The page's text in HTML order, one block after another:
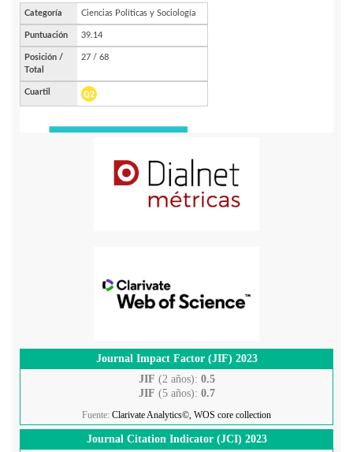
Journal Impact Factor (JIF) 2023
JIF (2 años): 0.5
JIF (5 años): 0.7
Fuente: Clarivate Analytics©, WOS core collection
Journal Citation Indicator (JCI) 2023